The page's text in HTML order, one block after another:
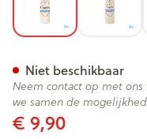
€ 9,90
Niet beschikbaar
Neem contact op met
we samen de